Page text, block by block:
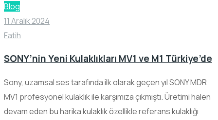
Blog
11 Aralık 2024
Fatih
SONY’nin Yeni Kulaklıkları MV1 ve M1 Türkiye’de
Sony, uzamsal ses tarafında ilk olarak geçen yıl SONY MDR
MV1 profesyonel kulaklık ile karşımıza çıkmıştı. Üretimi halen
devam eden bu harika kulaklık özellikle referans kulaklığı